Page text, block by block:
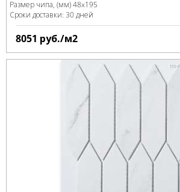
Размер чипа, (мм)48x195
Сроки доставки: 30 дней
8051 руб./м2